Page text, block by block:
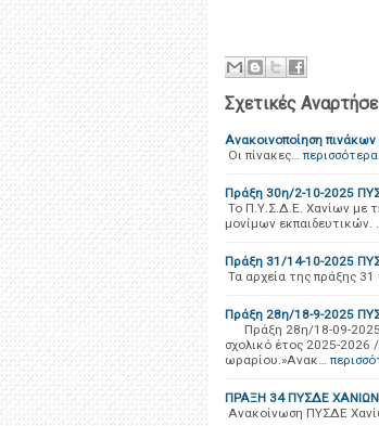
Σχετικές
Ανακοινοποίηση
Οι πίνακες… περισσότερα
Πράξη 30η/2-10-2025
Το Π.Υ.Σ.Δ.Ε. Χανίων με
μονίμων εκπαιδευτικών.
Πράξη 31/14-10-2025
Τα αρχεία της πράξης
Πράξη 28η/18-9-2025
Πράξη 28η/18-09-2025
σχολικό έτος 2025-2026
ωραρίου.»Ανακ…
ΠΡΑΞΗ 34 ΠΥΣΔΕ ΧΑΝΙΩΝ:
Ανακοίνωση ΠΥΣΔΕ